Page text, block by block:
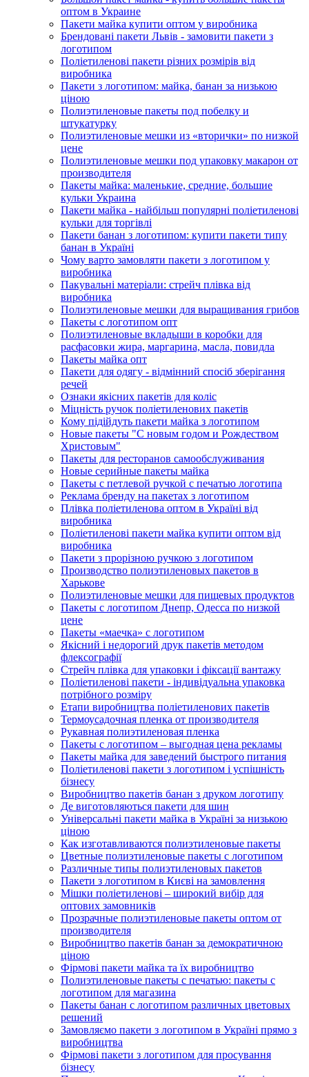
оптом в Украине
Пакети майка купити оптом у виробника
Брендовані пакети Львів - замовити пакети з
логотипом
Поліетиленові пакети різних розмірів від
виробника
Пакети з логотипом: майка, банан за низькою
ціною
Полиэтиленовые пакеты под побелку и
штукатурку
Полиэтиленовые мешки из «вторички» по низкой
цене
Полиэтиленовые мешки под упаковку макарон от
производителя
Пакеты майка: маленькие, средние, большие
кульки Украина
Пакети майка - найбільш популярні поліетиленові
кульки для торгівлі
Пакети банан з логотипом: купити пакети типу
банан в Україні
Чому варто замовляти пакети з логотипом у
виробника
Пакувальні матеріали: стрейч плівка від
виробника
Полиэтиленовые мешки для выращивания грибов
Пакеты с логотипом опт
Полиэтиленовые вкладыши в коробки для
расфасовки жира, маргарина, масла, повидла
Пакеты майка опт
Пакети для одягу - відмінний спосіб зберігання
речей
Ознаки якісних пакетів для коліс
Міцність ручок поліетиленових пакетів
Кому підійдуть пакети майка з логотипом
Новые пакеты "С новым годом и Рождеством
Христовым"
Пакеты для ресторанов самообслуживания
Новые серийные пакеты майка
Пакеты с петлевой ручкой с печатью логотипа
Реклама бренду на пакетах з логотипом
Плівка поліетиленова оптом в Україні від
виробника
Поліетиленові пакети майка купити оптом від
виробника
Пакети з прорізною ручкою з логотипом
Производство полиэтиленовых пакетов в
Харькове
Полиэтиленовые мешки для пищевых продуктов
Пакеты с логотипом Днепр, Одесса по низкой
цене
Пакеты «маечка» с логотипом
Якісний і недорогий друк пакетів методом
флексографії
Стрейч плівка для упаковки і фіксації вантажу
Поліетиленові пакети - індивідуальна упаковка
потрібного розміру
Етапи виробництва поліетиленових пакетів
Термоусадочная пленка от производителя
Рукавная полиэтиленовая пленка
Пакеты с логотипом – выгодная цена рекламы
Пакеты майка для заведений быстрого питания
Поліетиленові пакети з логотипом і успішність
бізнесу
Виробництво пакетів банан з друком логотипу
Де виготовляються пакети для шин
Універсальні пакети майка в Україні за низькою
ціною
Как изготавливаются полиэтиленовые пакеты
Цветные полиэтиленовые пакеты с логотипом
Различные типы полиэтиленовых пакетов
Пакети з логотипом в Києві на замовлення
Мішки поліетиленові – широкий вибір для
оптових замовників
Прозрачные полиэтиленовые пакеты оптом от
производителя
Виробництво пакетів банан за демократичною
ціною
Фірмові пакети майка та їх виробництво
Полиэтиленовые пакеты с печатью: пакеты с
логотипом для магазина
Пакеты банан с логотипом различных цветовых
решений
Замовляємо пакети з логотипом в Україні прямо з
виробництва
Фірмові пакети з логотипом для просування
бізнесу